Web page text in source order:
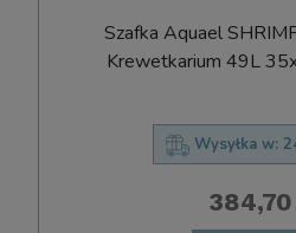
Szafka Aquael
Krewetkarium 49L
Wysyłka w:
384,70